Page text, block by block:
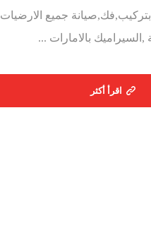
بتركيب,فك,صيانة جميع الارضيات
,السيراميك بالامارات ...
اقرأ أكثر